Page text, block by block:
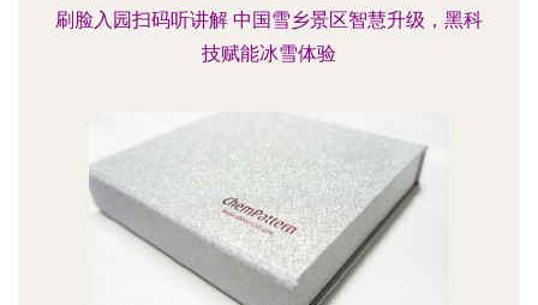
刷脸入园扫码听讲解 中国雪乡景区智慧升级，黑科
技赋能冰雪体验